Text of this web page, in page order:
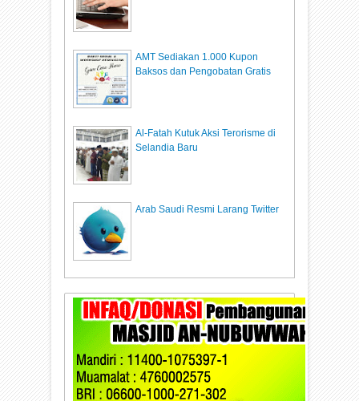
AMT Sediakan 1.000 Kupon
Baksos dan Pengobatan Gratis
Al-Fatah Kutuk Aksi Terorisme di
Selandia Baru
Arab Saudi Resmi Larang Twitter